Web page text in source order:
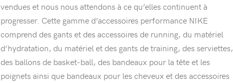
vendues et nous nous attendons à ce qu’elles continuent à
progresser. Cette gamme d’accessoires performance NIKE
comprend des gants et des accessoires de running, du matériel
d’hydratation, du matériel et des gants de training, des serviettes,
des ballons de basket-ball, des bandeaux pour la tête et les
poignets ainsi que bandeaux pour les cheveux et des accessoires